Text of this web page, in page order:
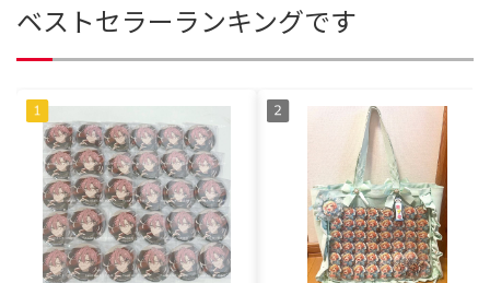
ベストセラーランキングです